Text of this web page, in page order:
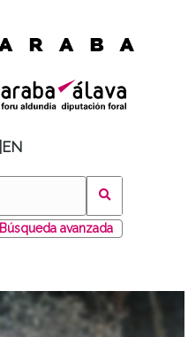
EN
Búsqueda avanzada